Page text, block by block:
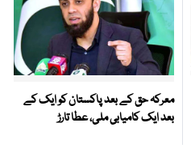
معرکہ حق کے بعد پاکستان کو ایک کے
بعد ایک کامیابی ملی، عطا تارڑ